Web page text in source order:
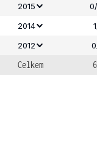
2015
2014
2012
Celkem